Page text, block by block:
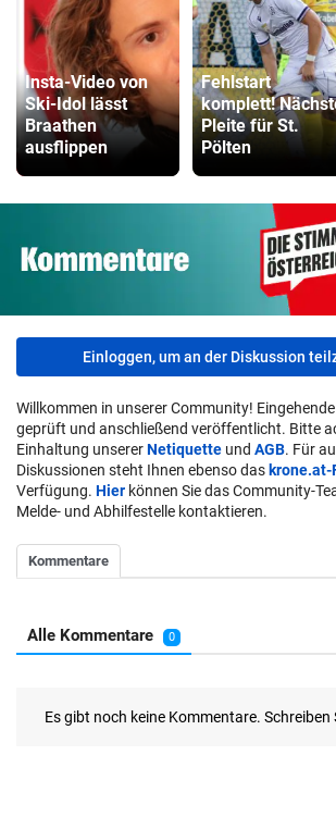
Insta-Video von
Ski-Idol lässt
Braathen
ausflippen
Fehlstart
komplett!
Pleite für St.
Pölten
Einloggen, um an der Diskussion
Willkommen in unserer Community!
geprüft und anschließend veröffentlicht. Bitte
Einhaltung unsererNetiquette und AGB. Für
Diskussionen steht Ihnen ebenso das krone.at-
Verfügung. Hier können Sie das Community-
Melde- und Abhilfestelle kontaktieren.